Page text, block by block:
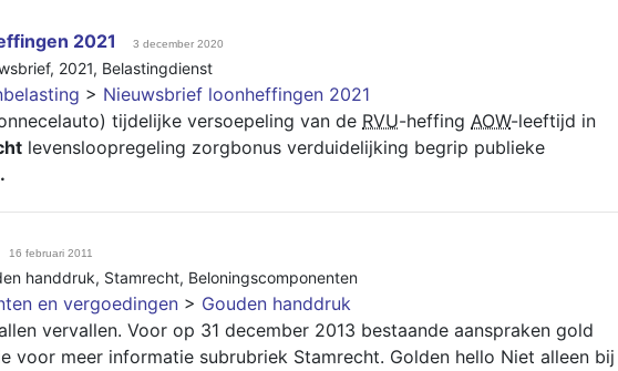
2021 3 december 2020
, 2021, Belastingdienst
> Nieuwsbrief loonheffingen 2021
tijdelijke versoepeling van de RVU-heffing AOW-leeftijd in
levensloopregeling zorgbonus verduidelijking begrip publieke
16 februari 2011
handdruk, Stamrecht, Beloningscomponenten
en vergoedingen > Gouden handdruk
vervallen. Voor op 31 december 2013 bestaande aanspraken gold
voor meer informatie subrubriek Stamrecht. Golden hello Niet alleen bij